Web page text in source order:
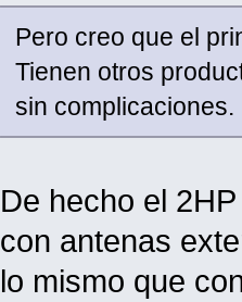
Pero creo que el
Tienen otros
sin
De hecho el
con antenas
lo mismo que